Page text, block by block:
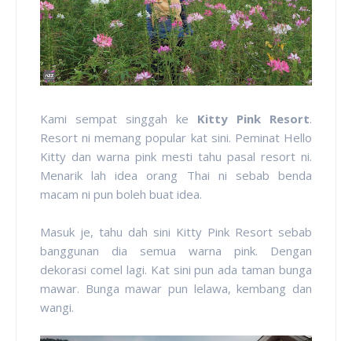
Kami sempat singgah ke Kitty Pink Resort.
Resort ni memang popular kat sini. Peminat Hello
Kitty dan warna pink mesti tahu pasal resort ni.
Menarik lah idea orang Thai ni sebab benda
macam ni pun boleh buat idea.
Masuk je, tahu dah sini Kitty Pink Resort sebab
banggunan dia semua warna pink. Dengan
dekorasi comel lagi. Kat sini pun ada taman bunga
mawar. Bunga mawar pun lelawa, kembang dan
wangi.